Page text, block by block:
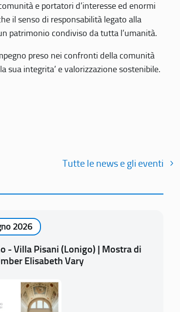
e portatori d’interesse ed enormi
il senso di responsabilità legato alla
patrimonio condiviso da tutta l’umanità.
preso nei confronti della comunità
sua integrita’ e valorizzazione sostenibile.
Tutte le news e gli eventi
2026
- Villa Pisani (Lonigo) | Mostra di
Elisabeth Vary